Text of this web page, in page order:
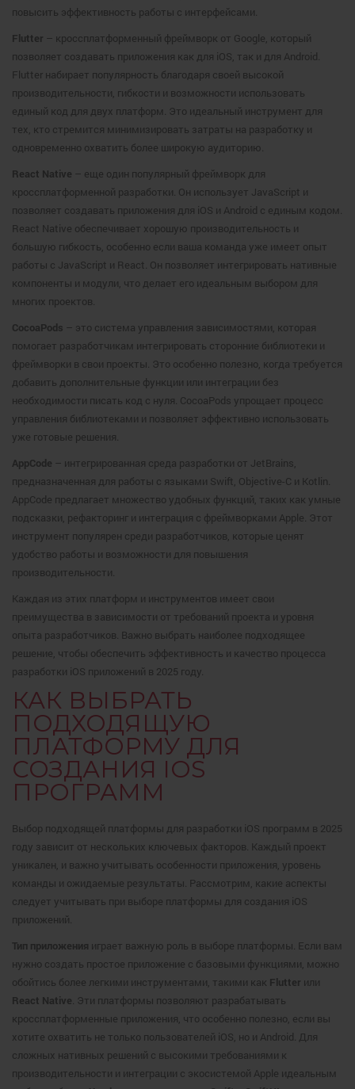
повысить эффективность работы с интерфейсами.
Flutter – кроссплатформенный фреймворк от Google, который
позволяет создавать приложения как для iOS, так и для Android.
Flutter набирает популярность благодаря своей высокой
производительности, гибкости и возможности использовать
единый код для двух платформ. Это идеальный инструмент для
тех, кто стремится минимизировать затраты на разработку и
одновременно охватить более широкую аудиторию.
React Native – еще один популярный фреймворк для
кроссплатформенной разработки. Он использует JavaScript и
позволяет создавать приложения для iOS и Android с единым кодом.
React Native обеспечивает хорошую производительность и
большую гибкость, особенно если ваша команда уже имеет опыт
работы с JavaScript и React. Он позволяет интегрировать нативные
компоненты и модули, что делает его идеальным выбором для
многих проектов.
CocoaPods – это система управления зависимостями, которая
помогает разработчикам интегрировать сторонние библиотеки и
фреймворки в свои проекты. Это особенно полезно, когда требуется
добавить дополнительные функции или интеграции без
необходимости писать код с нуля. CocoaPods упрощает процесс
управления библиотеками и позволяет эффективно использовать
уже готовые решения.
AppCode – интегрированная среда разработки от JetBrains,
предназначенная для работы с языками Swift, Objective-C и Kotlin.
AppCode предлагает множество удобных функций, таких как умные
подсказки, рефакторинг и интеграция с фреймворками Apple. Этот
инструмент популярен среди разработчиков, которые ценят
удобство работы и возможности для повышения
производительности.
Каждая из этих платформ и инструментов имеет свои
преимущества в зависимости от требований проекта и уровня
опыта разработчиков. Важно выбрать наиболее подходящее
решение, чтобы обеспечить эффективность и качество процесса
разработки iOS приложений в 2025 году.
КАК ВЫБРАТЬ
ПОДХОДЯЩУЮ
ПЛАТФОРМУ ДЛЯ
СОЗДАНИЯ IOS
ПРОГРАММ
Выбор подходящей платформы для разработки iOS программ в 2025
году зависит от нескольких ключевых факторов. Каждый проект
уникален, и важно учитывать особенности приложения, уровень
команды и ожидаемые результаты. Рассмотрим, какие аспекты
следует учитывать при выборе платформы для создания iOS
приложений.
Тип приложения играет важную роль в выборе платформы. Если вам
нужно создать простое приложение с базовыми функциями, можно
обойтись более легкими инструментами, такими как Flutter или
React Native. Эти платформы позволяют разрабатывать
кроссплатформенные приложения, что особенно полезно, если вы
хотите охватить не только пользователей iOS, но и Android. Для
сложных нативных решений с высокими требованиями к
производительности и интеграции с экосистемой Apple идеальным